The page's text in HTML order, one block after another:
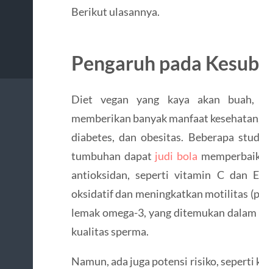
Berikut ulasannya.
Pengaruh pada
Diet vegan yang kaya akan buah,
memberikan banyak manfaat
diabetes, dan obesitas. Beberapa
tumbuhan dapat judi bola
antioksidan, seperti vitamin C dan
oksidatif dan meningkatkan motilitas
lemak omega-3, yang ditemukan
kualitas sperma.
Namun, ada juga potensi risiko,